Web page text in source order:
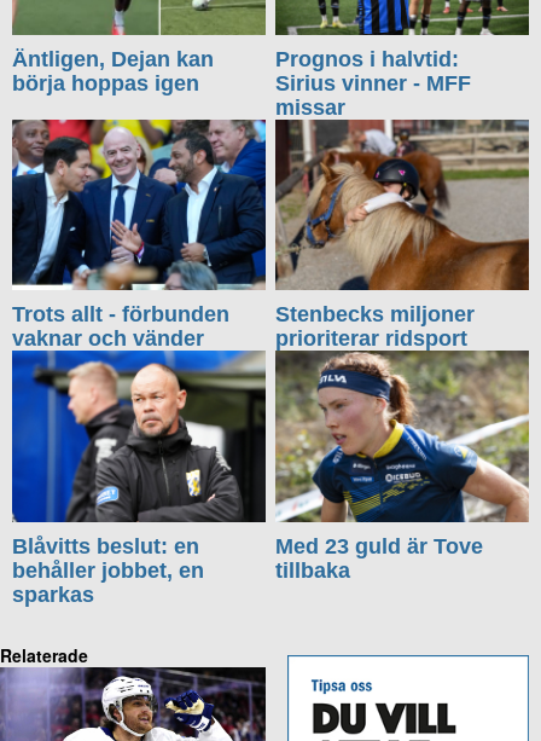
Äntligen, Dejan kan
börja hoppas igen
Prognos i halvtid:
Sirius vinner - MFF
missar
Trots allt - förbunden
vaknar och vänder
Stenbecks miljoner
prioriterar ridsport
Blåvitts beslut: en
behåller jobbet, en
sparkas
Med 23 guld är Tove
tillbaka
Relaterade